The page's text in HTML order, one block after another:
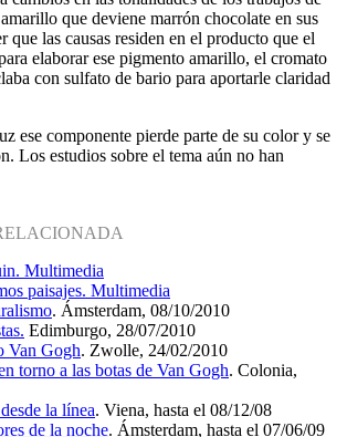
que deviene marrón chocolate en sus
que las causas residen en el producto que el
elaborar ese pigmento amarillo, el cromato
con sulfato de bario para aportarle claridad
ese componente pierde parte de su color y se
Los estudios sobre el tema aún no han
Multimedia
paisajes. Multimedia
. Ámsterdam, 08/10/2010
Edimburgo, 28/07/2010
Van Gogh. Zwolle, 24/02/2010
torno a las botas de Van Gogh. Colonia,
la línea. Viena, hasta el 08/12/08
de la noche. Ámsterdam, hasta el 07/06/09